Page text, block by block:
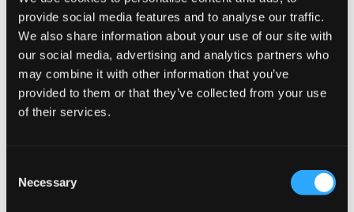
provide social media features and to analyse our traffic.
We also share information about your use of our site with
our social media, advertising and analytics partners who
may combine it with other information that you’ve
provided to them or that they’ve collected from your use
of their services.
Selection
Necessary
Wahrgenommene Größe
Klein Perfekt Groß
GRÖSSENBERATER
WÄHLEN SIE EINE GRÖSSE
Gratis versand über €69